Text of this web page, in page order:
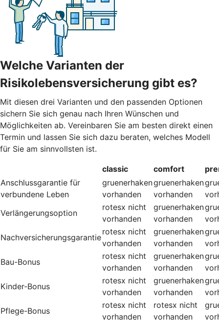
Welche Varianten der
Risikolebensversicherung gibt es?
Mit diesen drei Varianten und den passenden Optionen
sichern Sie sich genau nach Ihren Wünschen und
Möglichkeiten ab. Vereinbaren Sie am besten direkt einen
Termin und lassen Sie sich dazu beraten, welches Modell
für Sie am sinnvollsten ist.
classic comfort
Anschlussgarantie für
verbundene Leben
gruenerhaken
vorhanden
gruenerhaken
vorhanden
Verlängerungsoption
rotesx nicht
vorhanden
gruenerhaken
vorhanden
Nachversicherungsgarantie
rotesx nicht
vorhanden
gruenerhaken
vorhanden
Bau-Bonus
rotesx nicht
vorhanden
gruenerhaken
vorhanden
Kinder-Bonus
rotesx nicht
vorhanden
gruenerhaken
vorhanden
Pflege-Bonus
rotesx nicht
vorhanden
rotesx nicht
vorhanden